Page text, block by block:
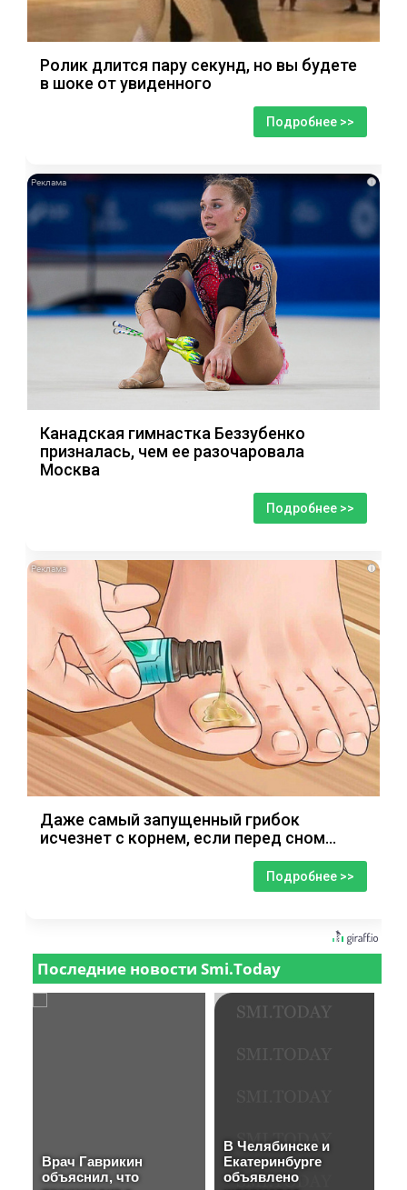
Ролик длится пару секунд, но вы будете
в шоке от увиденного
Подробнее >>
i
Канадская гимнастка Беззубенко
призналась, чем ее разочаровала
Москва
Подробнее >>
i
Даже самый запущенный грибок
исчезнет с корнем, если перед сном…
Подробнее >>